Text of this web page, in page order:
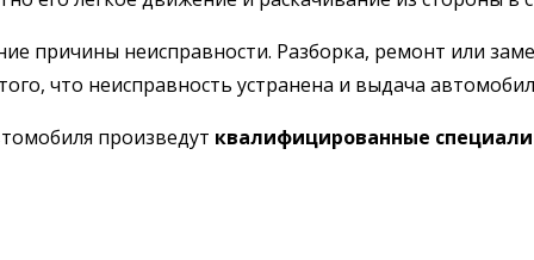
причины неисправности. Разборка, ремонт или
что неисправность устранена и выдача
произведут квалифицированные